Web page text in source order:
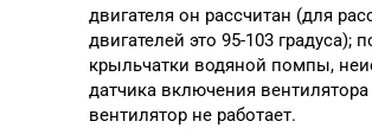
двигателя он рассчитан (для
двигателей это 95-103 градуса);
крыльчатки водяной помпы,
датчика включения
вентилятор не работает.